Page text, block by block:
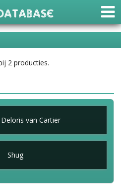
2 producties.
van Cartier
Shug